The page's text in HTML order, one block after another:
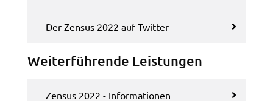
Der Zensus 2022 auf Twit­ter
Weiter­füh­ren­de Leis­tun­gen
Zensus 2022 - Infor­ma­tio­nen
Anzeige Online Kartendienst
Unser Webanalyse-Tool Matomo